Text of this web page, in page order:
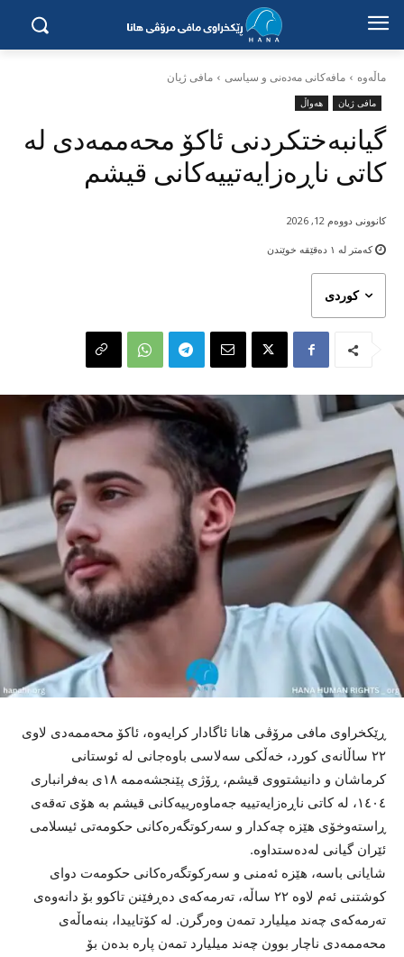
ماڵه‌وه‌ مافەکانی مەدەنی و سیاسی مافی ژیان
مافی ژیان هەواڵ
گیانبەختکردنی ئاکۆ محەممەدی لە
کاتی ناڕەزایەتییەکانی قیشم
کوردی
کەمتر لە ١ دەقێقە خوێندن
کانوونی دووەم 12, 2026
ڕێکخراوی مافی مرۆڤی هانا ئاگادار کرایەوە، ئاکۆ محەممەدی لاوی
٢٢ ساڵانەی کورد، خەڵکی سەلاسی باوەجانی لە ئوستانی
کرماشان و دانیشتووی قیشم، ڕۆژی پێنجشەممە ١٨ی بەفرانباری
١٤٠٤، لە کاتی ناڕەزایەتییە جەماوەرییەکانی قیشم بە هۆی تەقەی
ڕاستەوخۆی هێزە چەکدار و سەرکوتگەرەکانی حکومەتی ئیسلامی
ئێران گیانی لەدەستداوە.
شایانی باسە، هێزە ئەمنی و سەرکوتگەرەکانی حکومەت دوای
کوشتنی ئەم لاوە ٢٢ ساڵە، تەرمەکەی دەڕفێنن تاکوو بۆ دانەوەی
تەرمەکەی چەند میلیارد تمەن وەرگرن. لە کۆتاییدا، بنەماڵەی
محەممەدی ناچار بوون چەند میلیارد تمەن پارە بدەن بۆ